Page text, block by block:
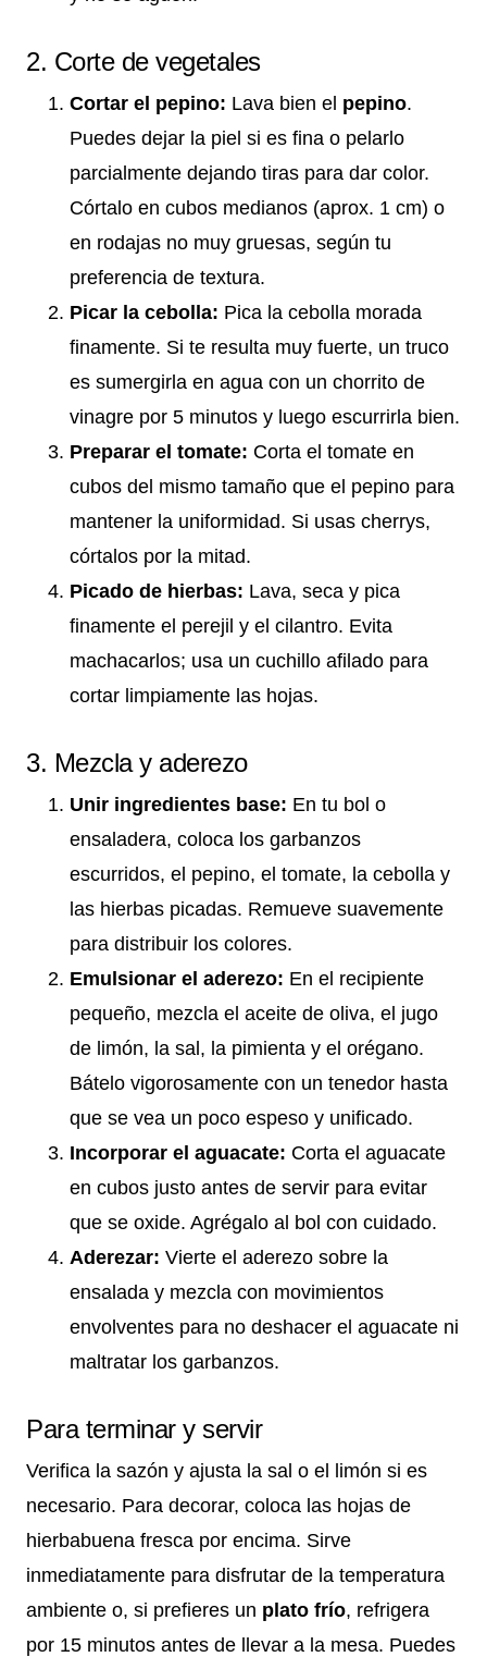
2. Corte de vegetales
Cortar el pepino: Lava bien el pepino.
Puedes dejar la piel si es fina o pelarlo
parcialmente dejando tiras para dar color.
Córtalo en cubos medianos (aprox. 1 cm) o
en rodajas no muy gruesas, según tu
preferencia de textura.
Picar la cebolla: Pica la cebolla morada
finamente. Si te resulta muy fuerte, un truco
es sumergirla en agua con un chorrito de
vinagre por 5 minutos y luego escurrirla bien.
Preparar el tomate: Corta el tomate en
cubos del mismo tamaño que el pepino para
mantener la uniformidad. Si usas cherrys,
córtalos por la mitad.
Picado de hierbas: Lava, seca y pica
finamente el perejil y el cilantro. Evita
machacarlos; usa un cuchillo afilado para
cortar limpiamente las hojas.
3. Mezcla y aderezo
Unir ingredientes base: En tu bol o
ensaladera, coloca los garbanzos
escurridos, el pepino, el tomate, la cebolla y
las hierbas picadas. Remueve suavemente
para distribuir los colores.
Emulsionar el aderezo: En el recipiente
pequeño, mezcla el aceite de oliva, el jugo
de limón, la sal, la pimienta y el orégano.
Bátelo vigorosamente con un tenedor hasta
que se vea un poco espeso y unificado.
Incorporar el aguacate: Corta el aguacate
en cubos justo antes de servir para evitar
que se oxide. Agrégalo al bol con cuidado.
Aderezar: Vierte el aderezo sobre la
ensalada y mezcla con movimientos
envolventes para no deshacer el aguacate ni
maltratar los garbanzos.
Para terminar y servir
Verifica la sazón y ajusta la sal o el limón si es
necesario. Para decorar, coloca las hojas de
hierbabuena fresca por encima. Sirve
inmediatamente para disfrutar de la temperatura
ambiente o, si prefieres un plato frío, refrigera
por 15 minutos antes de llevar a la mesa. Puedes